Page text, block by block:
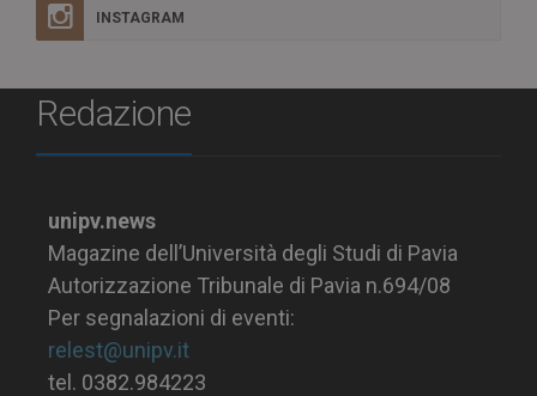
INSTAGRAM
Redazione
unipv.news
Magazine dell’Università degli Studi di Pavia
Autorizzazione Tribunale di Pavia n.694/08
Per segnalazioni di eventi:
relest@unipv.it
tel. 0382.984223